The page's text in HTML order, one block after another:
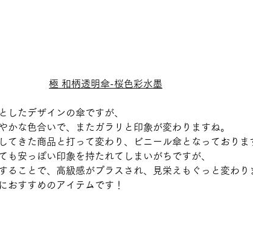
極 和柄透明傘-桜色彩水墨
したデザインの傘ですが、
かな色合いで、またガラリと印象が変わりますね。
てきた商品と打って変わり、ビニール傘となっておりま
も安っぽい印象を持たれてしまいがちですが、
ることで、高級感がプラスされ、見栄えもぐっと変わり
おすすめのアイテムです！